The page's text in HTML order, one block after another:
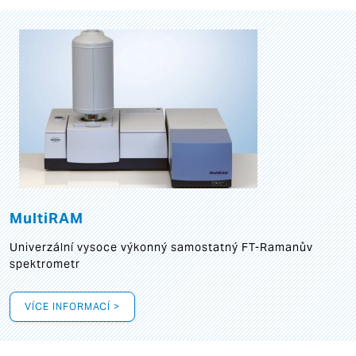
MultiRAM
Univerzální vysoce výkonný samostatný FT-Ramanův
spektrometr
VÍCE INFORMACÍ >